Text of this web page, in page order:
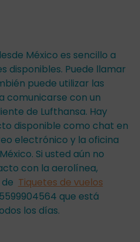
México es sencillo a
disponibles. Puede llamar
puede utilizar las
comunicarse con un
de Lufthansa. Hay
disponible como chat en
electrónico y la oficina
Si usted aún no
con la aerolínea,
Tiquetes de vuelos
que está
los días.